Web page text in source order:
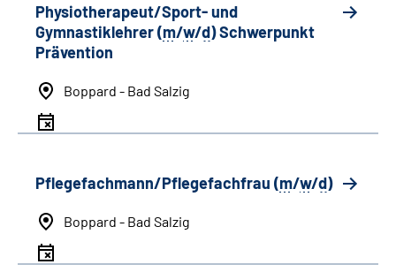
Physiotherapeut/Sport- und
Gymnastiklehrer (m/w/d) Schwerpunkt
Prävention
Boppard - Bad Salzig
Pflegefachmann/Pflegefachfrau (m/w/d)
Boppard - Bad Salzig